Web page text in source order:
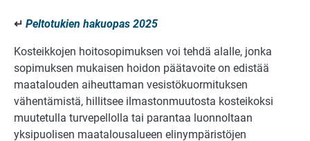
↵ Peltotukien hakuopas 2025
Kosteikkojen hoitosopimuksen voi tehdä alalle, jonka
sopimuksen mukaisen hoidon päätavoite on edistää
maatalouden aiheuttaman vesistökuormituksen
vähentämistä, hillitsee ilmastonmuutosta kosteikoksi
muutetulla turvepellolla tai parantaa luonnoltaan
yksipuolisen maatalousalueen elinympäristöjen